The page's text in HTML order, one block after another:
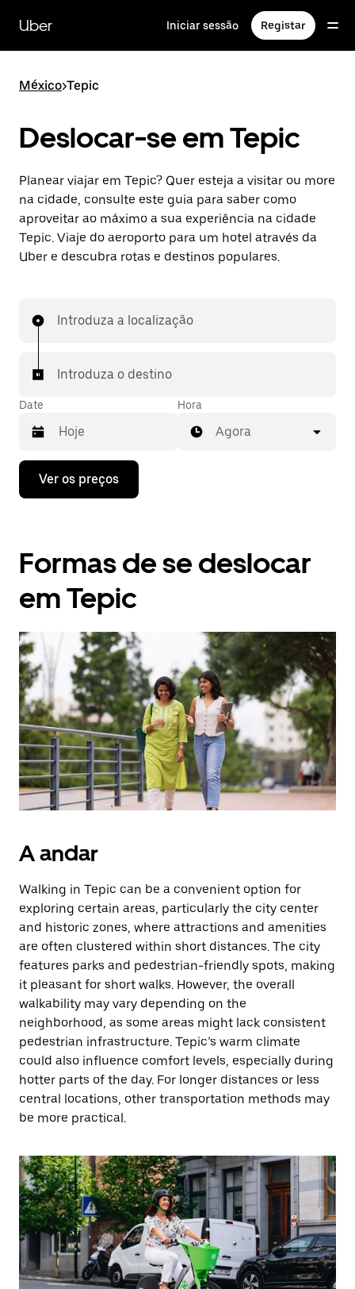
para
conteúdo
Uber Iniciar sessão Registar
México>Tepic
Deslocar-se em Tepic
Planear viajar em Tepic? Quer esteja a visitar ou more
na cidade, consulte este guia para saber como
aproveitar ao máximo a sua experiência na cidade
Tepic. Viaje do aeroporto para um hotel através da
Uber e descubra rotas e destinos populares.
Introduza a localização
Introduza o destino
Date
Prima
tecla
interagir
com
calendário
uma
data.
Prima
o
botão
Esc
para
fechar
o
calendário.
Hora
Agora
Ver os preços
Formas de se deslocar
em Tepic
A andar
Walking in Tepic can be a convenient option for
exploring certain areas, particularly the city center
and historic zones, where attractions and amenities
are often clustered within short distances. The city
features parks and pedestrian-friendly spots, making
it pleasant for short walks. However, the overall
walkability may vary depending on the
neighborhood, as some areas might lack consistent
pedestrian infrastructure. Tepic’s warm climate
could also influence comfort levels, especially during
hotter parts of the day. For longer distances or less
central locations, other transportation methods may
be more practical.